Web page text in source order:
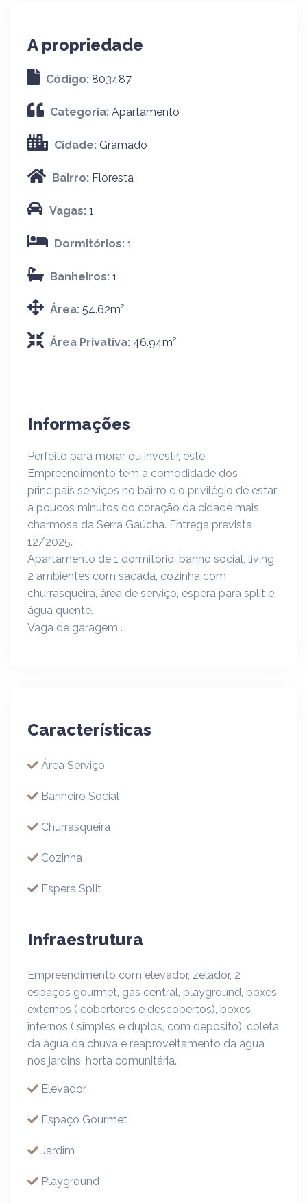
A propriedade
Código: 803487
Categoria: Apartamento
Cidade: Gramado
Bairro: Floresta
Vagas: 1
Dormitórios: 1
Banheiros: 1
Área: 54.62m²
Área Privativa: 46.94m²
Informações
Perfeito para morar ou investir, este
Empreendimento tem a comodidade dos
principais serviços no bairro e o privilégio de estar
a poucos minutos do coração da cidade mais
charmosa da Serra Gaúcha. Entrega prevista
12/2025.
Apartamento de 1 dormitório, banho social, living
2 ambientes com sacada, cozinha com
churrasqueira, área de serviço, espera para split e
água quente.
Vaga de garagem .
Características
Área Serviço
Banheiro Social
Churrasqueira
Cozinha
Espera Split
Infraestrutura
Empreendimento com elevador, zelador, 2
espaços gourmet, gás central, playground, boxes
externos ( cobertores e descobertos), boxes
internos ( simples e duplos, com deposito), coleta
da água da chuva e reaproveitamento da água
nos jardins, horta comunitária.
Elevador
Espaço Gourmet
Jardim
Playground